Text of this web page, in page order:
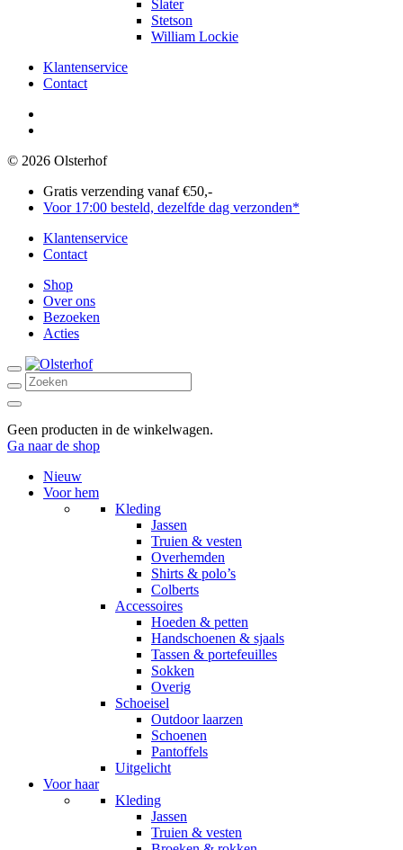
Slater
Stetson
William Lockie
Klantenservice
Contact
Instagram
© 2026 Olsterhof
Gratis verzending vanaf €50,-
Voor 17:00 besteld, dezelfde dag verzonden*
Klantenservice
Contact
Shop
Over ons
Bezoeken
Acties
Search
for:
Zoeken
Winkelwagen
Geen producten in de winkelwagen.
Ga naar de shop
Nieuw
Voor hem
Kleding
Jassen
Truien & vesten
Overhemden
Shirts & polo’s
Colberts
Accessoires
Hoeden & petten
Handschoenen & sjaals
Tassen & portefeuilles
Sokken
Overig
Schoeisel
Outdoor laarzen
Schoenen
Pantoffels
Uitgelicht
Voor haar
Kleding
Jassen
Truien & vesten